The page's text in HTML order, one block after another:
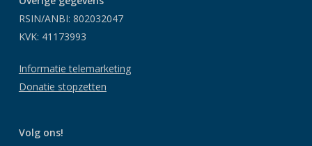
RSIN/ANBI: 802032047
KVK: 41173993
Informatie telemarketing
Donatie stopzetten
Volg ons!